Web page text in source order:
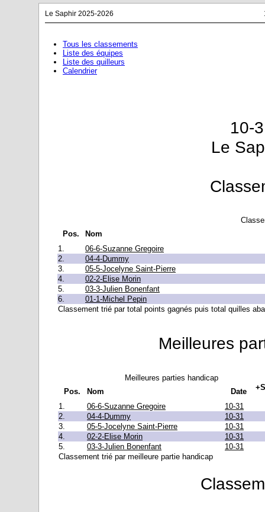
Le Saphir 2025-2026
Tous les classements
Liste des équipes
Liste des quilleurs
Calendrier
10-
Le
Pos.
Nom
1.
06-6-Suzanne Gregoire
2.
04-4-Dummy
3.
05-5-Jocelyne Saint-Pierre
4.
02-2-Elise Morin
5.
03-3-Julien Bonenfant
6.
01-1-Michel Pepin
Classement trié par total points gagnés puis total quilles
Meilleures
Meilleures parties handicap
Pos.
Nom Date
1. 06-6-Suzanne Gregoire
10-31
2.
04-4-Dummy
10-31
3.
05-5-Jocelyne Saint-Pierre
10-31
4.
02-2-Elise Morin
10-31
5.
03-3-Julien Bonenfant
10-31
Classement trié par meilleure partie handicap